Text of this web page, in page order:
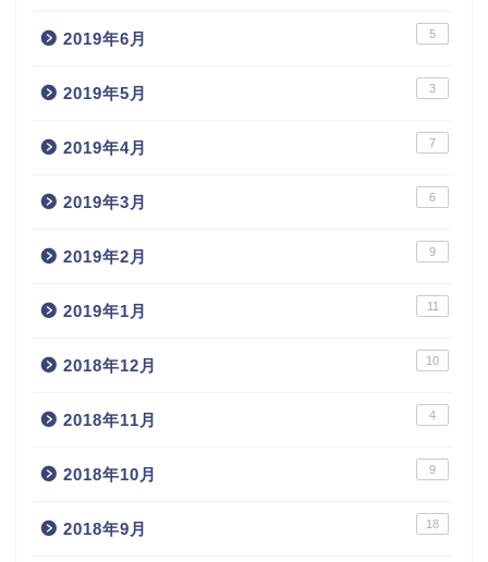
2019年6月 5
2019年5月 3
2019年4月 7
2019年3月 6
2019年2月 9
2019年1月 11
2018年12月 10
2018年11月 4
2018年10月 9
2018年9月 18